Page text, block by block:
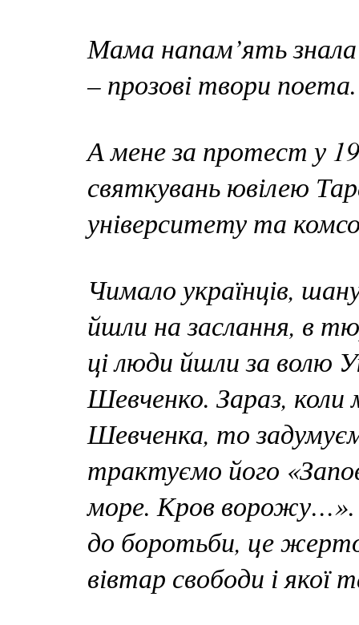
Мама напам’ять
– прозові твори поета.
А мене за протест у
святкувань ювілею
університету та
Чимало українців,
йшли на заслання, в
ці люди йшли за волю
Шевченко. Зараз, коли
Шевченка, то
трактуємо його
море. Кров ворожу…»
до боротьби, це
вівтар свободи і якої